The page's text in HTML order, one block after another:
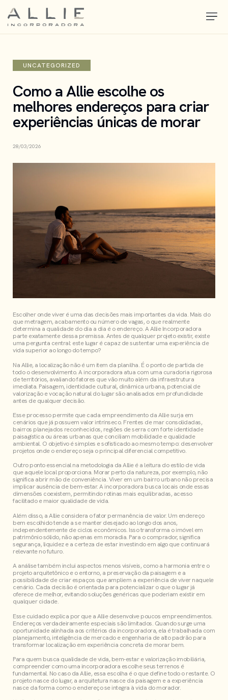
UNCATEGORIZED
Como a Allie escolhe os
melhores endereços para criar
experiências únicas de morar
28/03/2026
Escolher onde viver é uma das decisões mais importantes da vida. Mais do
que metragem, acabamento ou número de vagas, o que realmente
determina a qualidade do dia a dia é o endereço. A Allie Incorporadora
parte exatamente dessa premissa. Antes de qualquer projeto existir, existe
uma pergunta central: este lugar é capaz de sustentar uma experiência de
vida superior ao longo do tempo?
Na Allie, a localização não é um item da planilha. É o ponto de partida de
todo o desenvolvimento. A incorporadora atua com uma curadoria rigorosa
de territórios, avaliando fatores que vão muito além da infraestrutura
imediata. Paisagem, identidade cultural, dinâmica urbana, potencial de
valorização e vocação natural do lugar são analisados em profundidade
antes de qualquer decisão.
Esse processo permite que cada empreendimento da Allie surja em
cenários que já possuem valor intrínseco. Frentes de mar consolidadas,
bairros planejados reconhecidos, regiões de serra com forte identidade
paisagística ou áreas urbanas que conciliam mobilidade e qualidade
ambiental. O objetivo é simples e sofisticado ao mesmo tempo: desenvolver
projetos onde o endereço seja o principal diferencial competitivo.
Outro ponto essencial na metodologia da Allie é a leitura do estilo de vida
que aquele local proporciona. Morar perto da natureza, por exemplo, não
significa abrir mão de conveniência. Viver em um bairro urbano não precisa
implicar ausência de bem-estar. A incorporadora busca locais onde essas
dimensões coexistem, permitindo rotinas mais equilibradas, acesso
facilitado e maior qualidade de vida.
Além disso, a Allie considera o fator permanência de valor. Um endereço
bem escolhido tende a se manter desejado ao longo dos anos,
independentemente de ciclos econômicos. Isso transforma o imóvel em
patrimônio sólido, não apenas em moradia. Para o comprador, significa
segurança, liquidez e a certeza de estar investindo em algo que continuará
relevante no futuro.
A análise também inclui aspectos menos visíveis, como a harmonia entre o
projeto arquitetônico e o entorno, a preservação da paisagem e a
possibilidade de criar espaços que ampliem a experiência de viver naquele
cenário. Cada decisão é orientada para potencializar o que o lugar já
oferece de melhor, evitando soluções genéricas que poderiam existir em
qualquer cidade.
Esse cuidado explica por que a Allie desenvolve poucos empreendimentos.
Endereços verdadeiramente especiais são limitados. Quando surge uma
oportunidade alinhada aos critérios da incorporadora, ela é trabalhada com
planejamento, inteligência de mercado e engenharia de alto padrão para
transformar localização em experiência concreta de morar bem.
Para quem busca qualidade de vida, bem-estar e valorização imobiliária,
compreender como uma incorporadora escolhe seus terrenos é
fundamental. No caso da Allie, essa escolha é o que define todo o restante. O
projeto nasce do lugar, a arquitetura nasce da paisagem e a experiência
nasce da forma como o endereço se integra à vida do morador.